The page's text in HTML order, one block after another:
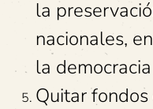
la
nacionales,
la
Quitar